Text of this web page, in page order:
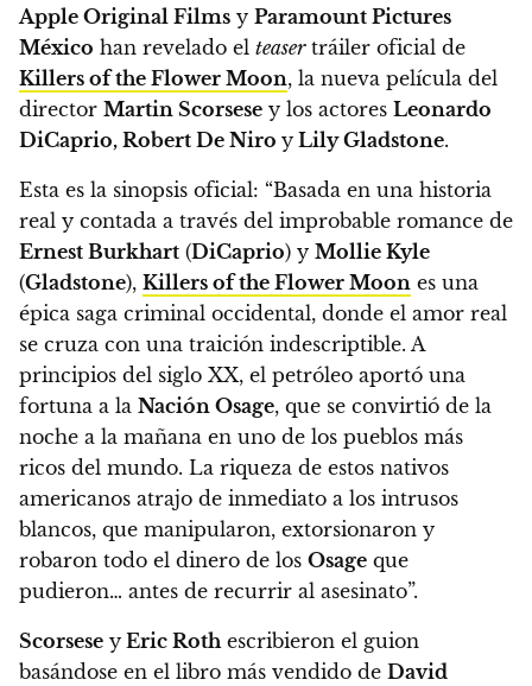
Apple Original Films y Paramount Pictures
México han revelado el teasertráiler oficial de
Killers of the Flower Moon, la nueva película del
director Martin Scorsese y los actores Leonardo
DiCaprio, Robert De Niro y Lily Gladstone.
Esta es la sinopsis oficial: “Basada en una historia
real y contada a través del improbable romance de
Ernest Burkhart (DiCaprio) y Mollie Kyle
(Gladstone), Killers of the Flower Moon es una
épica saga criminal occidental, donde el amor real
se cruza con una traición indescriptible. A
principios del siglo XX, el petróleo aportó una
fortuna a la Nación Osage, que se convirtió de la
noche a la mañana en uno de los pueblos más
ricos del mundo. La riqueza de estos nativos
americanos atrajo de inmediato a los intrusos
blancos, que manipularon, extorsionaron y
robaron todo el dinero de los Osage que
pudieron… antes de recurrir al asesinato”.
Scorsese y Eric Rothescribieron el guion
basándose en el libro más vendido de David